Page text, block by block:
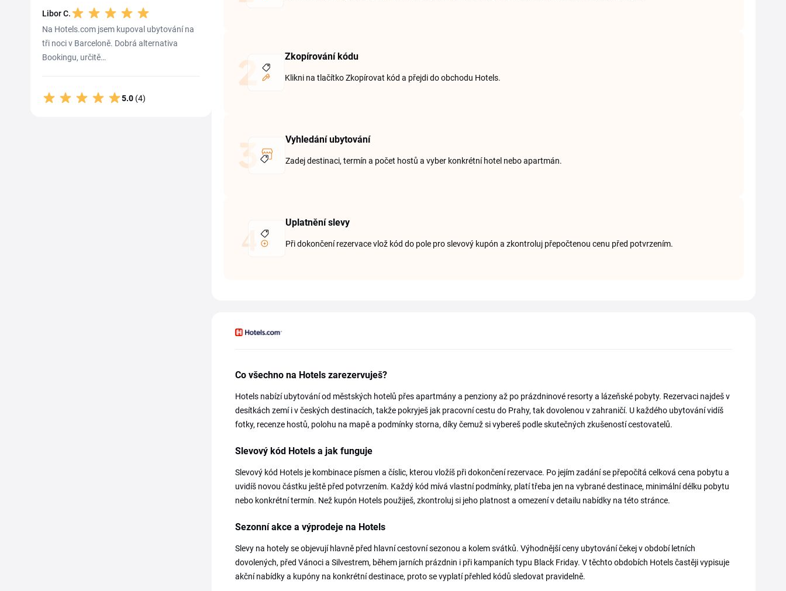
Libor C.
Na Hotels.com jsem kupoval ubytování na
tři noci v Barceloně. Dobrá alternativa
Bookingu, určitě…
5.0 (4)
Zkopírování kódu
Klikni na tlačítko Zkopírovat kód a přejdi do obchodu Hotels.
Vyhledání ubytování
Zadej destinaci, termín a počet hostů a vyber konkrétní hotel nebo apartmán.
Uplatnění slevy
Při dokončení rezervace vlož kód do pole pro slevový kupón a zkontroluj přepočtenou cenu před potvrzením.
Co všechno na Hotels zarezervuješ?
Hotels nabízí ubytování od městských hotelů přes apartmány a penziony až po prázdninové resorty a lázeňské pobyty. Rezervaci najdeš v
desítkách zemí i v českých destinacích, takže pokryješ jak pracovní cestu do Prahy, tak dovolenou v zahraničí. U každého ubytování vidíš
fotky, recenze hostů, polohu na mapě a podmínky storna, díky čemuž si vybereš podle skutečných zkušeností cestovatelů.
Slevový kód Hotels a jak funguje
Slevový kód Hotels je kombinace písmen a číslic, kterou vložíš při dokončení rezervace. Po jejím zadání se přepočítá celková cena pobytu a
uvidíš novou částku ještě před potvrzením. Každý kód mívá vlastní podmínky, platí třeba jen na vybrané destinace, minimální délku pobytu
nebo konkrétní termín. Než kupón Hotels použiješ, zkontroluj si jeho platnost a omezení v detailu nabídky na této stránce.
Sezonní akce a výprodeje na Hotels
Slevy na hotely se objevují hlavně před hlavní cestovní sezonou a kolem svátků. Výhodnější ceny ubytování čekej v období letních
dovolených, před Vánoci a Silvestrem, během jarních prázdnin i při kampaních typu Black Friday. V těchto obdobích Hotels častěji vypisuje
akční nabídky a kupóny na konkrétní destinace, proto se vyplatí přehled kódů sledovat pravidelně.